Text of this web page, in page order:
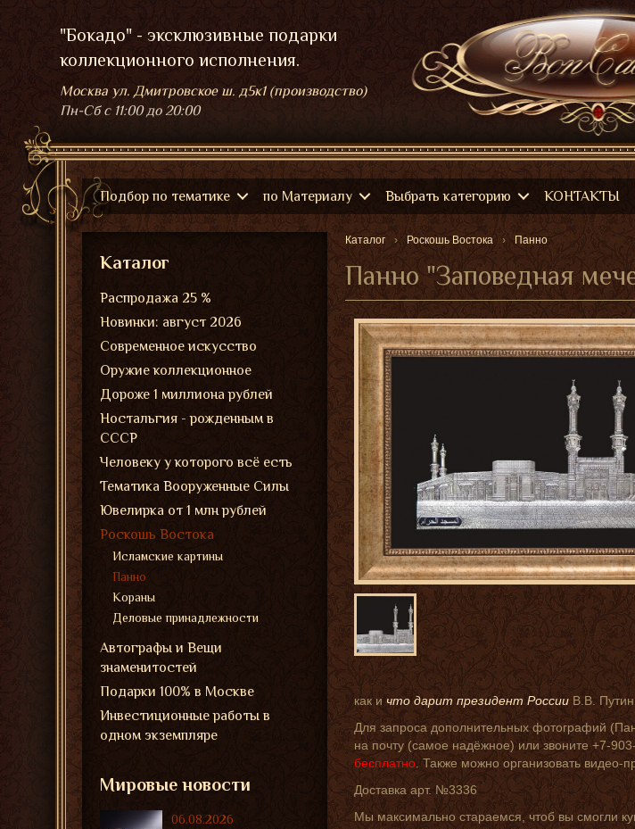
"Бокадо" - эксклюзивные подарки
коллекционного исполнения.
Москва ул. Дмитровское ш. д5к1 (производство)
Пн-Сбс 11:00 до 20:00
Подбор по тематике по Материалу Выбрать категорию КОНТАКТЫ
Каталог Роскошь Востока Панно
Панно "Заповедная
как ичто дарит президент РоссииВ.В.
Для запроса дополнительных фотографий
на почту (самое надёжное) или звоните +7-
бесплатно. Также можно организовать видео-
Доставка арт. №3336
Мы максимально стараемся, чтоб вы смогли
Каталог
Распродажа 25 %
Новинки: август 2026
Современное искусство
Оружие коллекционное
Дороже 1 миллиона рублей
Ностальгия - рожденным в
СССР
Человеку у которого всё есть
Тематика Вооруженные Силы
Ювелирка от 1 млн рублей
Роскошь Востока
Исламские картины
Панно
Кораны
Деловые принадлежности
Автографы и Вещи
знаменитостей
Подарки 100% в Москве
Инвестиционные работы в
одном экземпляре
Мировые новости
06.08.2026